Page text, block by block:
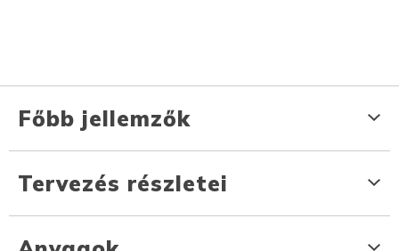
Főbb jellemzők
Tervezés részletei